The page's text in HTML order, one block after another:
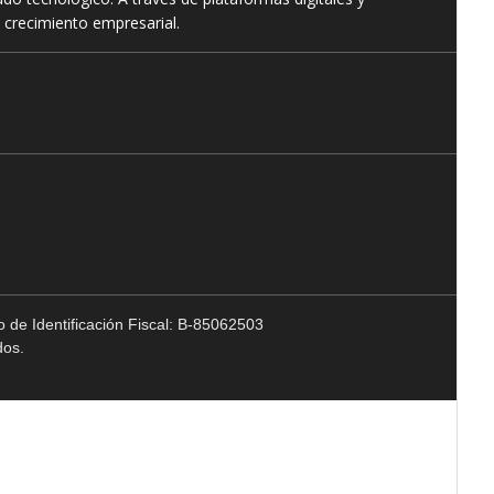
empresarial.
de Identificación Fiscal: B-85062503